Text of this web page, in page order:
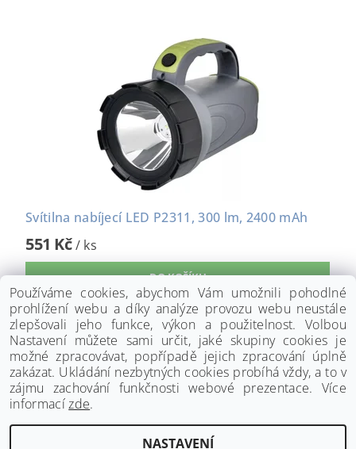
Svítilna nabíjecí LED P2311, 300 lm, 2400 mAh
551 Kč/ ks
www.palmat.cz
Používáme cookies, abychom Vám umožnili pohodlné
prohlížení webu a díky analýze provozu webu neustále
zlepšovali jeho funkce, výkon a použitelnost. Volbou
Nastavení můžete sami určit, jaké skupiny cookies je
možné zpracovávat, popřípadě jejich zpracování úplně
zakázat. Ukládání nezbytných cookies probíhá vždy, a to v
zájmu zachování funkčnosti webové prezentace. Více
informacízde.
NASTAVENÍ